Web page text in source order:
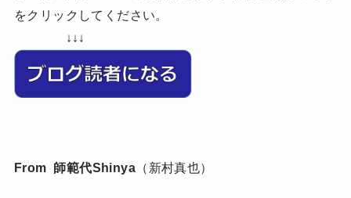
をクリックしてください。
↓↓↓
From 師範代Shinya （新村真也）